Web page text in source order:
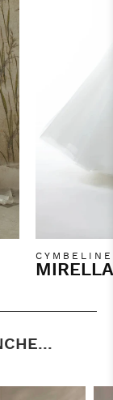
MIRELLA